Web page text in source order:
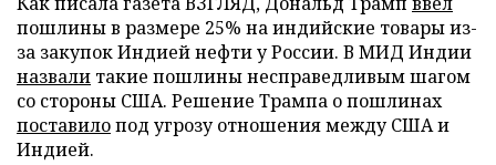
пошлины в размере 25% на индийские товары из-
за закупок Индией нефти у России. В МИД Индии
назвали такие пошлины несправедливым шагом
со стороны США. Решение Трампа о пошлинах
поставилопод угрозу отношения между США и
Индией.